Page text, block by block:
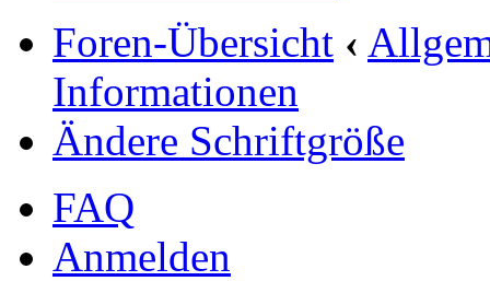
Foren-Übersicht ‹
Informationen
Ändere Schriftgröße
FAQ
Anmelden